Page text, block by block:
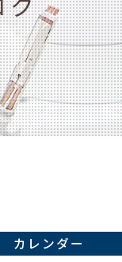
カレンダー